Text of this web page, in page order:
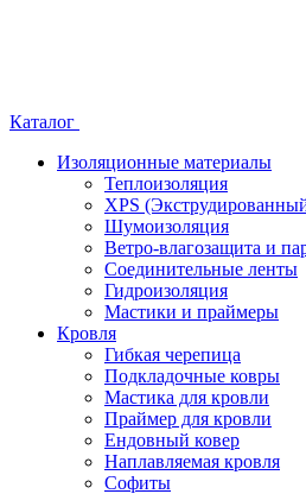
Каталог
Изоляционные материалы
Теплоизоляция
XPS
Шумоизоляция
Ветро-влагозащита и
Соединительные ленты
Гидроизоляция
Мастики и праймеры
Кровля
Гибкая черепица
Подкладочные ковры
Мастика для кровли
Праймер для кровли
Ендовный ковер
Наплавляемая кровля
Софиты